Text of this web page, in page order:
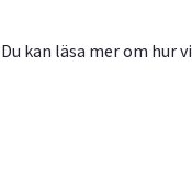
kan läsa mer om hur vi